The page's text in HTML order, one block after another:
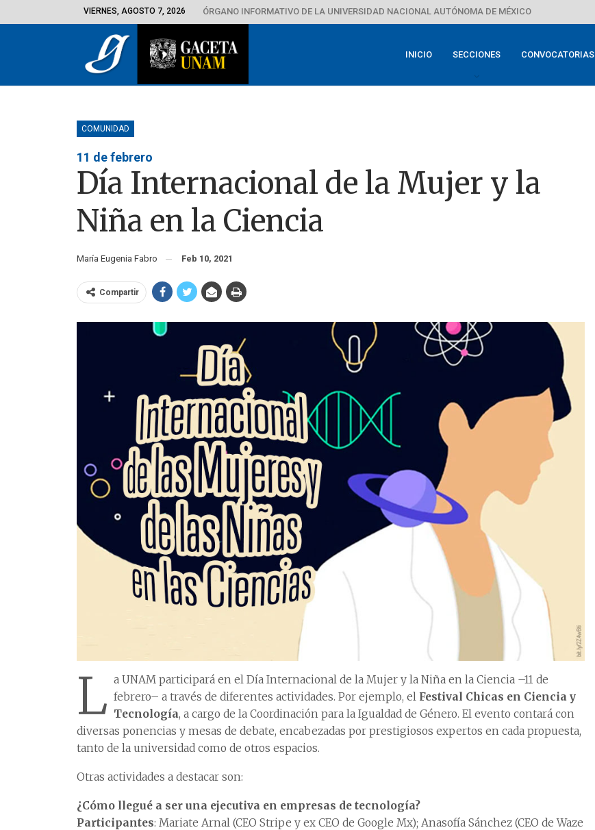
VIERNES, AGOSTO 7, 2026 ÓRGANO INFORMATIVO DE LA UNIVERSIDAD NACIONAL AUTÓNOMA DE MÉXICO
INICIO SECCIONES CONVOCATORIAS
COMUNIDAD
11 de febrero
Día Internacional de la Mujer y la
Niña en la Ciencia
María Eugenia Fabro Feb 10, 2021
Compartir
L a UNAM participará en el Día Internacional de la Mujer y la Niña en la Ciencia –11 de
febrero– a través de diferentes actividades. Por ejemplo, el Festival Chicas en Ciencia y
Tecnología, a cargo de la Coordinación para la Igualdad de Género. El evento contará con
diversas ponencias y mesas de debate, encabezadas por prestigiosos expertos en cada propuesta,
tanto de la universidad como de otros espacios.
Otras actividades a destacar son:
¿Cómo llegué a ser una ejecutiva en empresas de tecnología?
Participantes: Mariate Arnal (CEO Stripe y ex CEO de Google Mx); Anasofía Sánchez (CEO de Waze